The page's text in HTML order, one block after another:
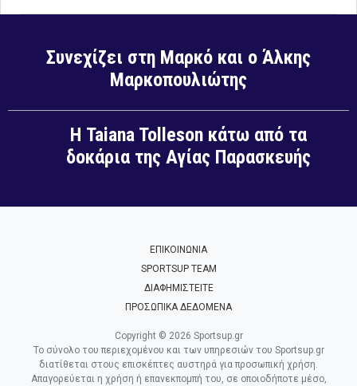
Συνεχίζει στη Μαρκό και ο Άλκης
Μαρκοπουλιώτης
Η Taiana Tolleson κάτω από τα
δοκάρια της Αγίας Παρασκευής
ΕΠΙΚΟΙΝΩΝΙΑ
SPORTSUP TEAM
ΔΙΑΦΗΜΙΣΤΕΙΤΕ
ΠΡΟΣΩΠΙΚΑ ΔΕΔΟΜΕΝΑ
Copyright © 2026 Sportsup.gr
Το σύνολο του περιεχομένου και των υπηρεσιών του Sportsup.gr
διατίθεται στους επισκέπτες αυστηρά για προσωπική χρήση.
Απαγορεύεται η χρήση ή επανεκπομπή του, σε οποιοδήποτε μέσο,